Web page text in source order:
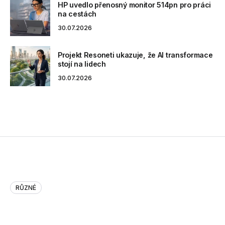
HP uvedlo přenosný monitor 514pn pro práci
na cestách
30.07.2026
Projekt Resoneti ukazuje, že AI transformace
stojí na lidech
30.07.2026
RŮZNÉ